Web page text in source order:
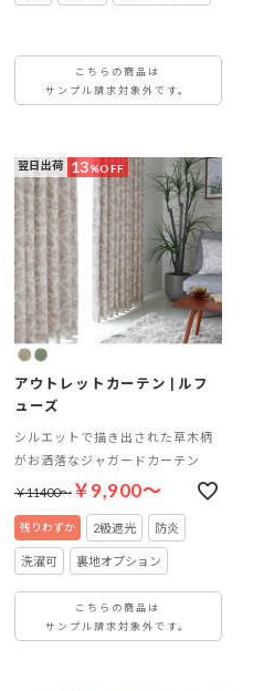
こちらの商品は
サンプル請求対象外です。
翌日出荷 13%OFF
アウトレットカーテン | ルフ
ューズ
シルエットで描き出された草木柄
がお洒落なジャガードカーテン
￥11400～￥9,900～
2級遮光 防炎
洗濯可 裏地オプション
こちらの商品は
サンプル請求対象外です。